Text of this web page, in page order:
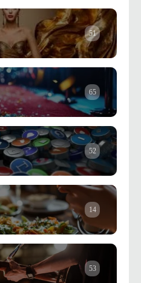
51
65
52
14
53